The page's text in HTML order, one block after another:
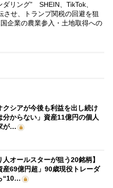
リング” SHEIN、TikTok、
せ、トランプ関税の回避を狙
企業の農業参入・土地取得への
クシアが今後も利益を出し続け
分からない」資産11億円の個人
が…
人オールスターが狙う20銘柄】
産69億円超」90歳現役トレーダ
“10…